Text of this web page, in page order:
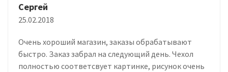
Сергей
25.02.2018
Очень хороший магазин, заказы обрабатывают
быстро. Заказ забрал на следующий день. Чехол
полностью соответсвует картинке, рисунок очень